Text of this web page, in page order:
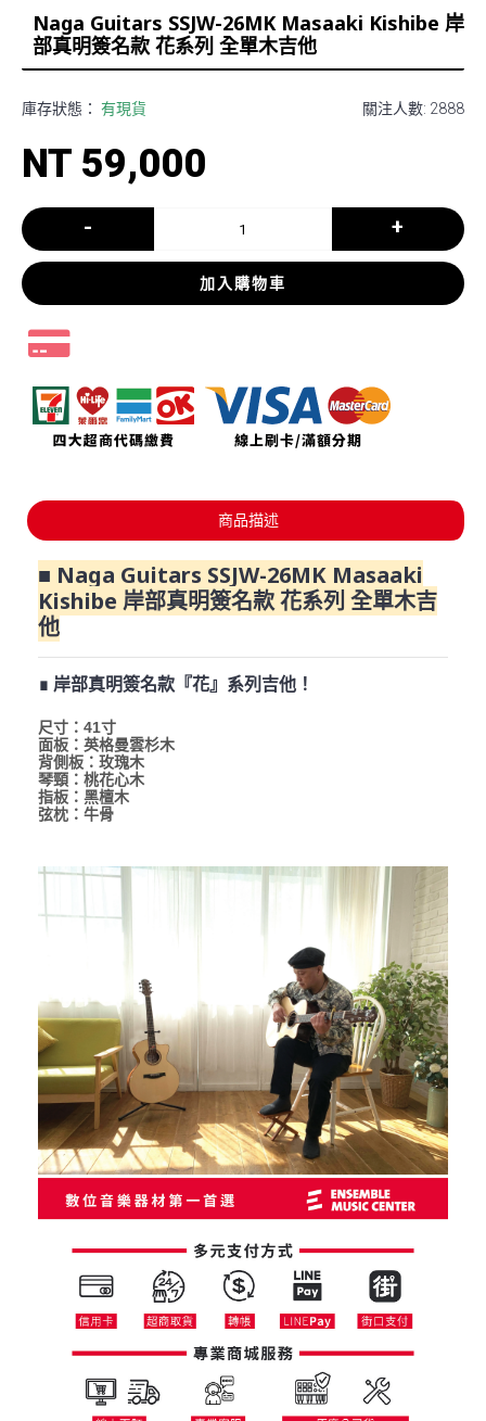
Naga Guitars SSJW-26MK Masaaki Kishibe 岸
部真明簽名款 花系列 全單木吉他
關注人數: 2888
庫存狀態： 有現貨
NT 59,000
- +
加入購物車
商品描述
■ Naga Guitars SSJW-26MK Masaaki
Kishibe 岸部真明簽名款 花系列 全單木吉
他
∎ 岸部真明簽名款『花』系列吉他！
尺寸：41寸
面板：英格曼雲杉木
背側板：玫瑰木
琴頸：桃花心木
指板：黑檀木
弦枕：牛骨